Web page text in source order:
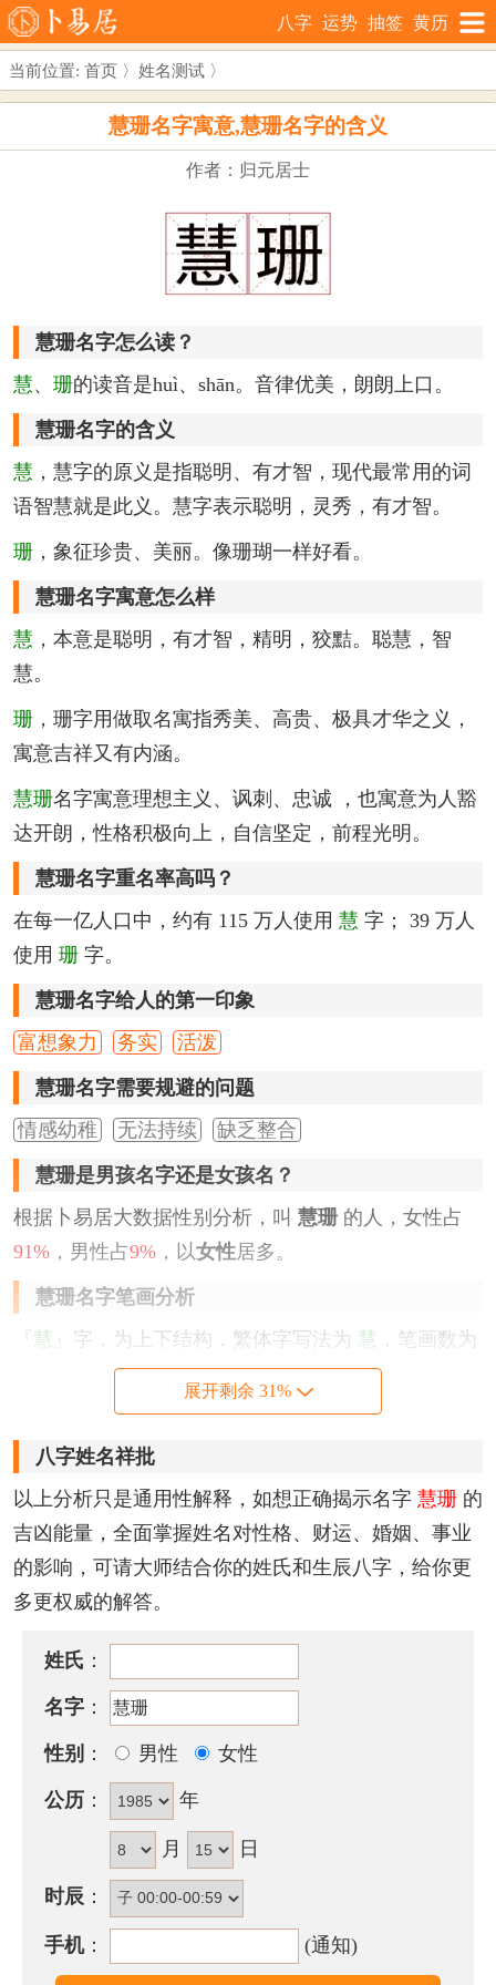
八字 运势 抽签 黄历
当前位置: 首页 〉 姓名测试 〉
慧珊名字寓意,慧珊名字的含义
作者：归元居士
慧珊名字怎么读？
慧、 珊的读音是huì、shān。音律优美，朗朗上口。
慧珊名字的含义
慧 ，慧字的原义是指聪明、有才智，现代最常用的词
语智慧就是此义。慧字表示聪明，灵秀，有才智。
珊 ，象征珍贵、美丽。像珊瑚一样好看。
慧珊名字寓意怎么样
慧 ，本意是聪明，有才智，精明，狡黠。聪慧，智
慧。
珊 ，珊字用做取名寓指秀美、高贵、极具才华之义，
寓意吉祥又有内涵。
慧珊名字寓意理想主义、讽刺、忠诚 ，也寓意为人豁
达开朗，性格积极向上，自信坚定，前程光明。
慧珊名字重名率高吗？
在每一亿人口中，约有 115 万人使用 慧 字； 39 万人
使用 珊 字。
慧珊名字给人的第一印象
富想象力
务实 活泼
慧珊名字需要规避的问题
情感幼稚
无法持续 缺乏整合
慧珊是男孩名字还是女孩名？
根据卜易居大数据性别分析，叫 慧珊 的人，女性占
91% ，男性占9% ，以女性居多。
慧珊名字笔画分析
『慧』 字，为上下结构，繁体字写法为 慧 ，笔画数为
字，为左右结构，繁体字写法为珊，笔画数为
划。
该名字的五格笔画搭配为： 15-9，五格大吉。
慧珊名字性格印象
之地。天运五行属火时，晚年陷入失败多灾之命运。
慧珊名字五行属性
慧珊的姓名五行组合是： 水
人意志坚定，注重实际，做事有计划，贵人运好，能
获得众人的支持和帮助取得成功。
慧珊名字能打多少分？
慧珊名字评分为：93分（评分由卜易居根据姓名五格
数理测算得出，仅供参考）
展开剩余 31%
八字姓名祥批
以上分析只是通用性解释，如想正确揭示名字 慧珊 的
吉凶能量，全面掌握姓名对性格、财运、婚姻、事业
的影响，可请大师结合你的姓氏和生辰八字，给你更
多更权威的解答。
姓氏 ：
名字 ：
性别 ： 男性 女性
公历 ： 年
月 日
时辰 ：
手机： (通知)